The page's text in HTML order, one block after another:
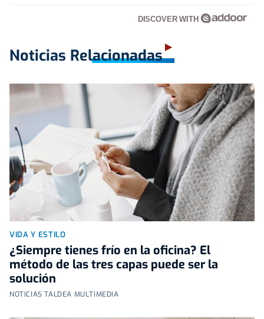
DISCOVER WITH
Noticias Relacionadas
VIDA Y ESTILO
¿Siempre tienes frío en la oficina? El
método de las tres capas puede ser la
solución
NOTICIAS TALDEA MULTIMEDIA